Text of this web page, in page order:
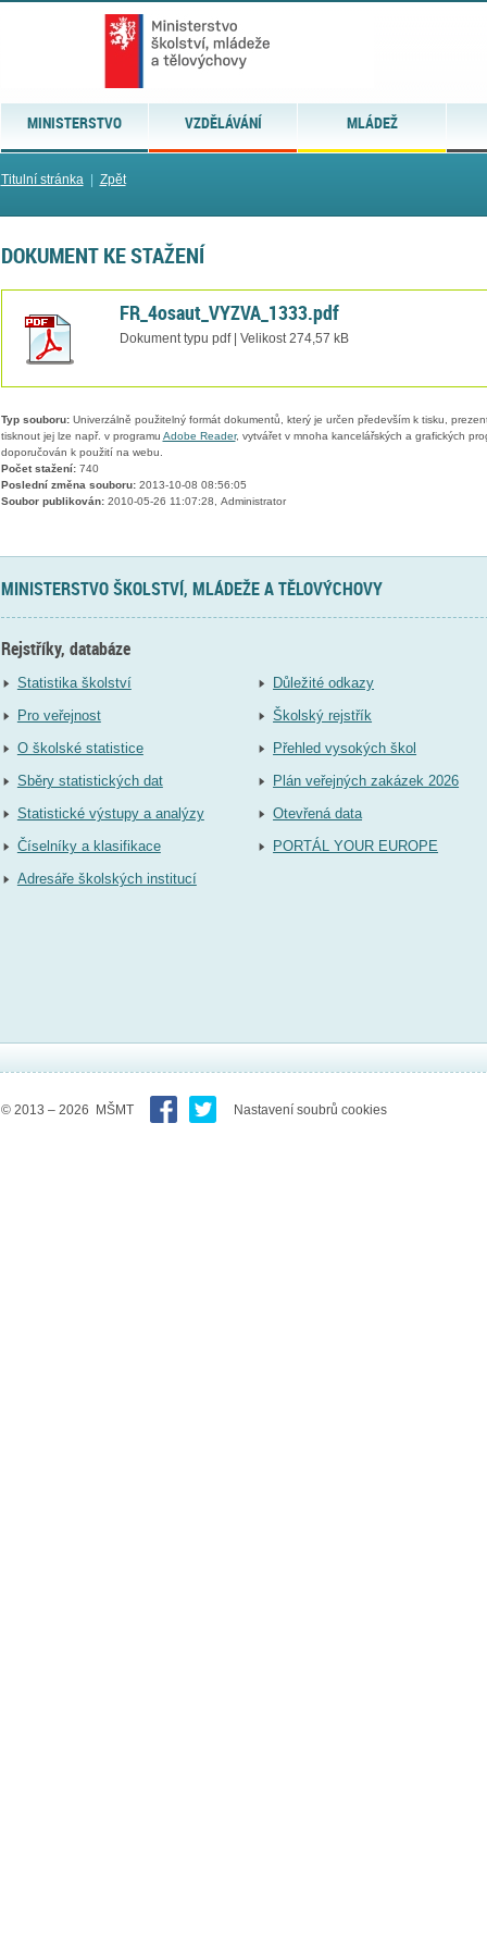
MINISTERSTVO VZDĚLÁVÁNÍ MLÁDEŽ
Titulní stránka| Zpět
DOKUMENT KE STAŽENÍ
FR_4osaut_VYZVA_1333.pdf
Dokument typu pdf | Velikost 274,57 kB
Typ souboru:Univerzálně použitelný formát dokumentů, který je určen především k tisku,
tisknout jej lze např. v programu Adobe Reader, vytvářet v mnoha kancelářských a grafických
doporučován k použití na webu.
Počet stažení:740
Poslední změna souboru:2013-10-08 08:56:05
Soubor publikován:2010-05-26 11:07:28, Administrator
MINISTERSTVO ŠKOLSTVÍ, MLÁDEŽE A TĚLOVÝCHOVY
Rejstříky, databáze
Statistika školství
Pro veřejnost
O školské statistice
Sběry statistických dat
Statistické výstupy a analýzy
Číselníky a klasifikace
Adresáře školských institucí
Důležité odkazy
Školský rejstřík
Přehled vysokých škol
Plán veřejných zakázek 2026
Otevřená data
PORTÁL YOUR EUROPE
© 2013 – 2026 MŠMT Nastavení soubrů cookies